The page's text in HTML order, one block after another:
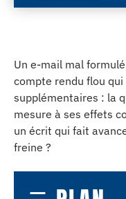
Un e-mail mal
compte rendu flou
supplémentaires : la
mesure à ses effets
un écrit qui fait
freine ?